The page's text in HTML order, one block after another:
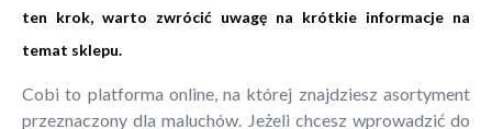
ten krok, warto zwrócić uwagę na krótkie informacje na
temat sklepu.
Cobi to platforma online, na której znajdziesz asortyment
przeznaczony dla maluchów. Jeżeli chcesz wprowadzić do